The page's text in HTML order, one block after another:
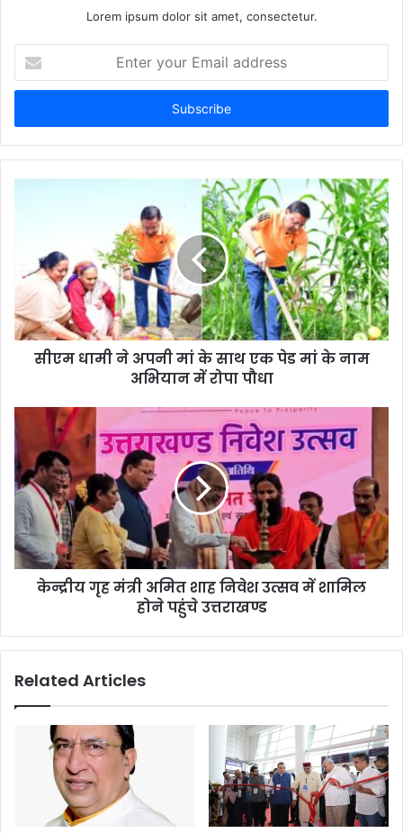
Lorem ipsum dolor sit amet, consectetur.
your
Email
सीएम धामी ने अपनी मां के साथ एक पेड मां के नाम
अभियान में रोपा पौधा
केन्द्रीय गृह मंत्री अमित शाह निवेश उत्सव में शामिल
होने पहुंचे उत्तराखण्ड
Related Articles